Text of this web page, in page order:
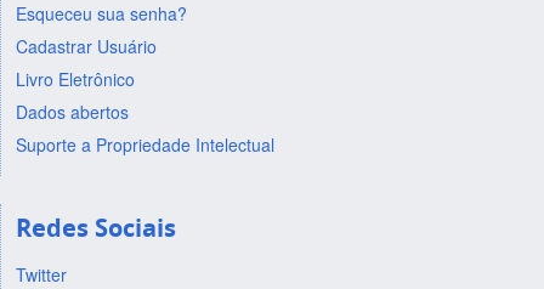
Esqueceu sua senha?
Cadastrar Usuário
Livro Eletrônico
Dados abertos
Suporte a Propriedade Intelectual
Redes Sociais
Twitter